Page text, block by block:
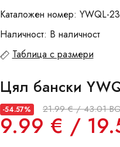
Каталожен номер: YWQL-
Наличност: В наличност
Таблица с размери
Цял бански
-54.57% 21.99 € / 43.01
9.99 € /